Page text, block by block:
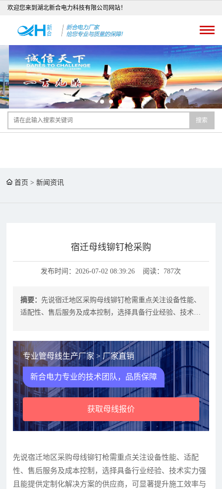
欢迎您来到湖北新合电力科技有限公司网站！
搜索
首页 >新闻资讯
宿迁母线铆钉枪采购
发布时间：2026-07-02 08:39:26 阅读：787次
摘要：先说宿迁地区采购母线铆钉枪需重点关注设备性能、
适配性、售后服务及成本控制，选择具备行业经验、技术实
专业管母线生产厂家 > 厂家直销
新合电力专业的技术团队，品质保障
获取母线报价
先说宿迁地区采购母线铆钉枪需重点关注设备性能、适配
性、售后服务及成本控制，选择具备行业经验、技术实力强
且能提供定制化解决方案的供应商，可显著提升施工效率与